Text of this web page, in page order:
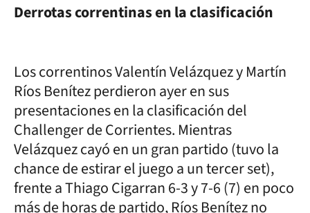
Derrotas correntinas en la clasificación
Los correntinos Valentín Velázquez y Martín
Ríos Benítez perdieron ayer en sus
presentaciones en la clasificación del
Challenger de Corrientes. Mientras
Velázquez cayó en un gran partido (tuvo la
chance de estirar el juego a un tercer set),
frente a Thiago Cigarran 6-3 y 7-6 (7) en poco
más de horas de partido, Ríos Benítez no